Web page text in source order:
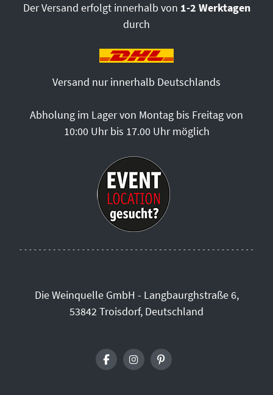
Der Versand erfolgt innerhalb von 1-2 Werktagen
durch
Versand nur innerhalb Deutschlands
Abholung im Lager von Montag bis Freitag von
10:00 Uhr bis 17.00 Uhr möglich
Die Weinquelle GmbH - Langbaurghstraße 6,
53842 Troisdorf, Deutschland